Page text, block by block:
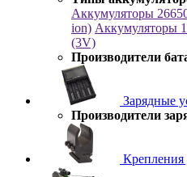
Аккумуляторы
ion) Аккумуляторы
(3V)
Производители
Зарядные
Производители
Крепления